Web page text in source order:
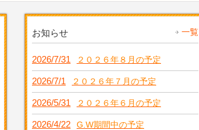
お知らせ 一覧
2026/7/31 ２０２６年８月の予定
2026/7/1 ２０２６年７月の予定
2026/5/31 ２０２６年６月の予定
2026/4/22 G.W期間中の予定